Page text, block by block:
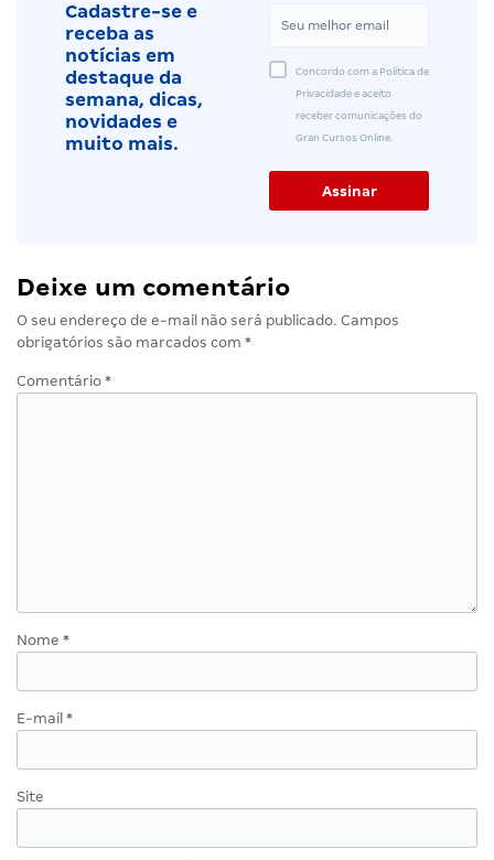
Cadastre-se e
receba as
notícias em
destaque da
semana, dicas,
novidades e
muito mais.
Concordo com a Política de
Privacidade e aceito
receber comunicações do
Gran Cursos Online.
Deixe um comentário
O seu endereço de e-mail não será publicado. Campos
obrigatórios são marcados com *
Comentário *
Nome *
E-mail *
Site